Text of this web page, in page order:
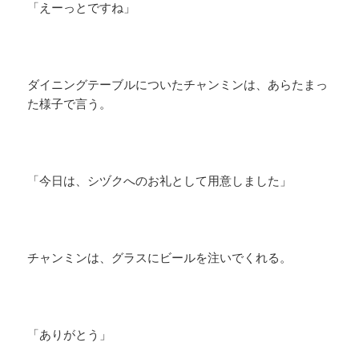
「えーっとですね」
​ダイニングテーブルについたチャンミンは、あらたまっ
た様子で言う。
「今日は、シヅクへのお礼として用意しました」
チャンミンは、グラスにビールを注いでくれる。
「ありがとう」